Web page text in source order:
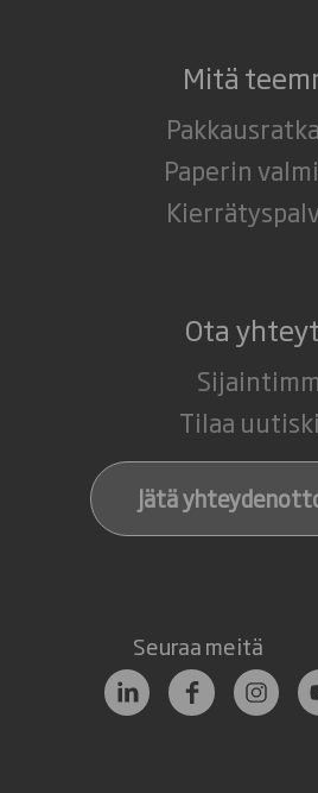
Mitä
Paperin
Ota
Tilaa
Jätä
Seuraa meitä